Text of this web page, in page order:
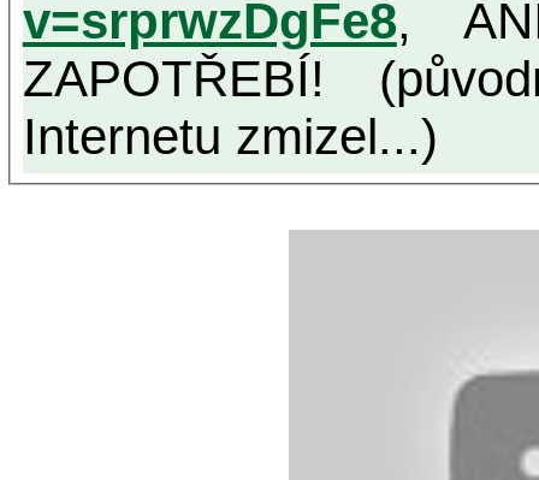
v=srprwzDgFe8,
ZAPOTŘEBÍ!
Internetu zmizel...)